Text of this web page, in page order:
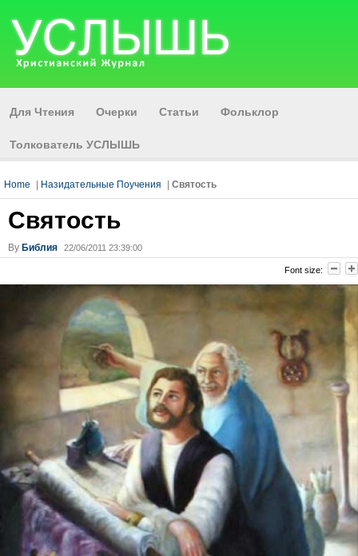
Для Чтения Очерки Статьи Фольклор
Толкователь УСЛЫШЬ
Home Назидательные Поучения Святость
Святость
By Библия 22/06/2011 23:39:00
Font size: